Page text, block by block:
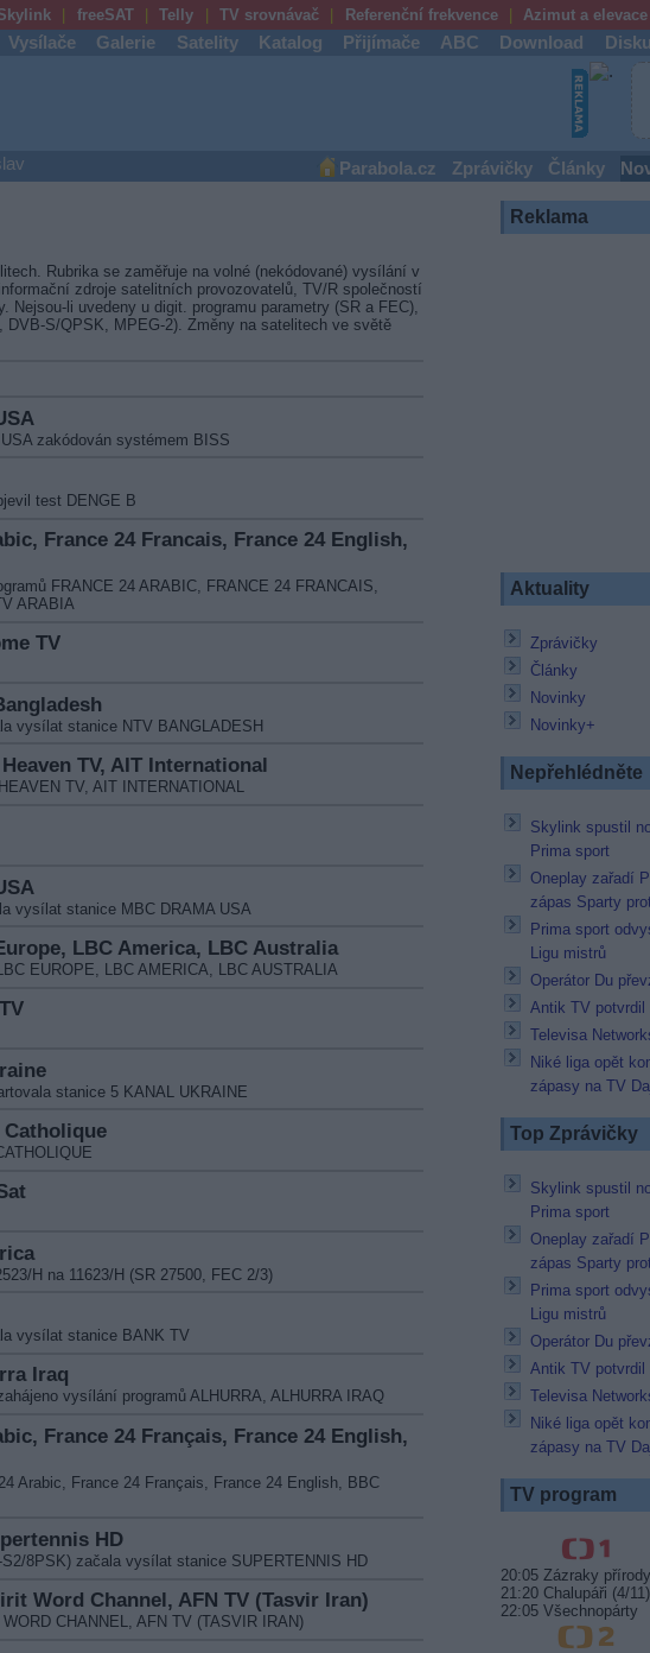
freeSAT Telly TV srovnávač Referenční frekvence Azimut a elevace
Vysílače Galerie Satelity Katalog Přijímače ABC Download
Parabola.cz Zprávičky Články
Rubrika se zaměřuje na volné (nekódované) vysílání v
zdroje satelitních provozovatelů, TV/R společností
li uvedeny u digit. programu parametry (SR a FEC),
S/QPSK, MPEG-2). Změny na satelitech ve světě
zakódován systémem BISS
test DENGE B
France 24 Francais, France 24 English,
FRANCE 24 ARABIC, FRANCE 24 FRANCAIS,
ARABIA
TV
vysílat stanice NTV BANGLADESH
TV, AIT International
TV, AIT INTERNATIONAL
vysílat stanice MBC DRAMA USA
LBC America, LBC Australia
EUROPE, LBC AMERICA, LBC AUSTRALIA
stanice 5 KANAL UKRAINE
Catholique
H na 11623/H (SR 27500, FEC 2/3)
vysílat stanice BANK TV
Iraq
vysílání programů ALHURRA, ALHURRA IRAQ
France 24 Français, France 24 English,
Arabic, France 24 Français, France 24 English, BBC
HD
8PSK) začala vysílat stanice SUPERTENNIS HD
Word Channel, AFN TV (Tasvir Iran)
CHANNEL, AFN TV (TASVIR IRAN)
Reklama
Aktuality
Zprávičky
Články
Novinky
Novinky+
Nepřehlédněte
Skylink spustil
Prima sport
Oneplay zařadí
zápas Sparty
Prima sport
Ligu mistrů
Operátor Du
Antik TV potvrdil
Televisa
Niké liga opět
zápasy na TV
Top Zprávičky
Skylink spustil
Prima sport
Oneplay zařadí
zápas Sparty
Prima sport
Ligu mistrů
Operátor Du
Antik TV potvrdil
Televisa
Niké liga opět
zápasy na TV
TV program
20:05 Zázraky přírody
21:20 Chalupáři (4/11)
22:05 Všechnopárty